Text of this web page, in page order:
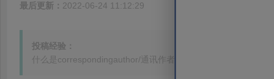
最后更新： 2022-06-24 11:12:29
投稿经验：
什么是correspondingauthor/通讯作者？